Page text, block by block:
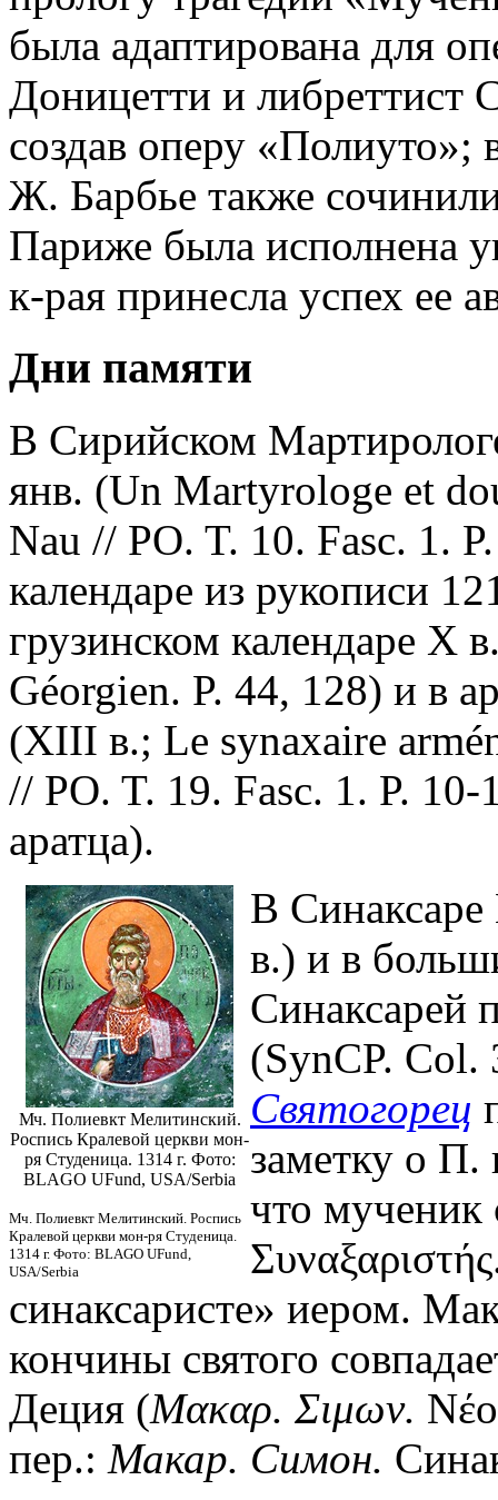
была адаптирована для
Доницетти и либреттист
создав оперу
Ж. Барбье также
Париже была исполнена
к-рая принесла успех ее
Дни памяти
В Сирийском
янв. (Un Martyrologe et
Nau // PO. T. 10. Fasc. 1.
календаре из рукописи
грузинском календаре X
Géorgien. P. 44, 128) и в
(XIII в.; Le synaxaire
// PO. T. 19. Fasc. 1. P.
аратца).
Мч. Полиевкт Мелитинский.
Роспись Кралевой церкви мон-
ря Студеница. 1314 г. Фото:
BLAGO UFund, USA/Serbia
Мч. Полиевкт Мелитинский. Роспись
Кралевой церкви мон-ря Студеница.
1314 г. Фото: BLAGO UFund,
USA/Serbia
В Синаксаре
в.) и в
Синаксарей
(SynCP.
Святогорец
заметку о П.
что мученик
синаксаристе» иером.
кончины святого
Деция (Μακαρ. Σιμων.
пер.: Макар. Симон.